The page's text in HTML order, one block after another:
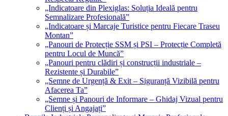
„Indicatoare din Plexiglas: Soluția Ideală pentru
Semnalizare Profesională”
„Indicatoare și Marcaje Turistice pentru Fiecare Traseu
Montan”
„Panouri de Protecție SSM și PSI – Protecție Completă
pentru Locul de Muncă”
„Panouri pentru clădiri și construcții industriale –
Rezistente și Durabile”
„Semne de Urgență & Exit – Siguranță Vizibilă pentru
Afacerea Ta”
„Semne și Panouri de Informare – Ghidaj Vizual pentru
Clienți și Angajați”